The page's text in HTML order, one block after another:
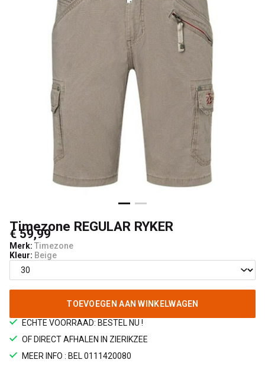
Timezone REGULAR RYKER
€ 59,99
Merk: Timezone
Kleur: Beige
TOEVOEGEN AAN WINKELWAGEN
ECHTE VOORRAAD: BESTEL NU !
OF DIRECT AFHALEN IN ZIERIKZEE
MEER INFO : BEL 0111420080